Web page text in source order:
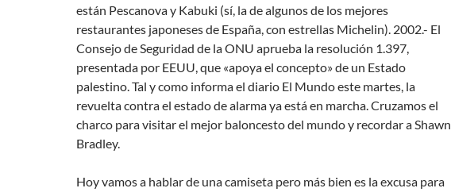
están Pescanova y Kabuki (sí, la de algunos de los mejores
restaurantes japoneses de España, con estrellas Michelin). 2002.- El
Consejo de Seguridad de la ONU aprueba la resolución 1.397,
presentada por EEUU, que «apoya el concepto» de un Estado
palestino. Tal y como informa el diario El Mundo este martes, la
revuelta contra el estado de alarma ya está en marcha. Cruzamos el
charco para visitar el mejor baloncesto del mundo y recordar a Shawn
Bradley.
Hoy vamos a hablar de una camiseta pero más bien es la excusa para